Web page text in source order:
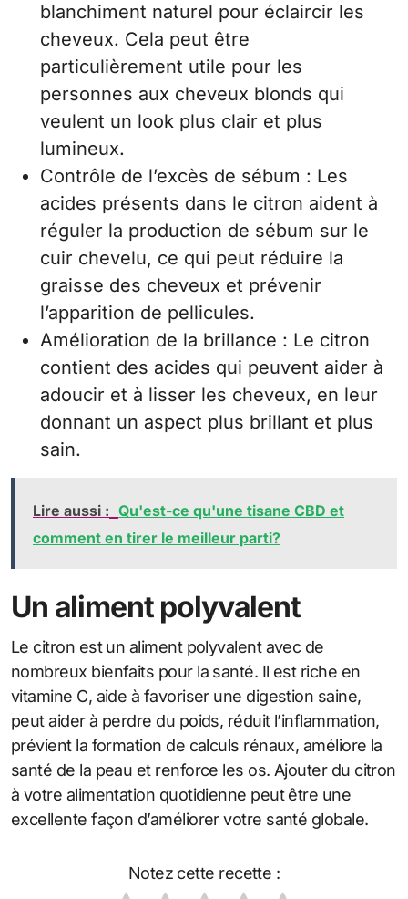
blanchiment naturel pour éclaircir les
cheveux. Cela peut être
particulièrement utile pour les
personnes aux cheveux blonds qui
veulent un look plus clair et plus
lumineux.
Contrôle de l’excès de sébum : Les
acides présents dans le citron aident à
réguler la production de sébum sur le
cuir chevelu, ce qui peut réduire la
graisse des cheveux et prévenir
l’apparition de pellicules.
Amélioration de la brillance : Le citron
contient des acides qui peuvent aider à
adoucir et à lisser les cheveux, en leur
donnant un aspect plus brillant et plus
sain.
Lire aussi : Qu'est-ce qu'une tisane CBD et
comment en tirer le meilleur parti?
Un aliment polyvalent
Le citron est un aliment polyvalent avec de
nombreux bienfaits pour la santé. Il est riche en
vitamine C, aide à favoriser une digestion saine,
peut aider à perdre du poids, réduit l’inflammation,
prévient la formation de calculs rénaux, améliore la
santé de la peau et renforce les os. Ajouter du citron
à votre alimentation quotidienne peut être une
excellente façon d’améliorer votre santé globale.
Notez cette recette :